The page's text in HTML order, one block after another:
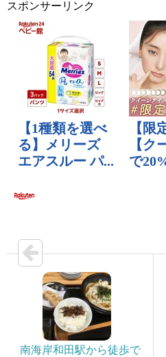
スポンサーリンク
南海岸和田駅から徒歩で